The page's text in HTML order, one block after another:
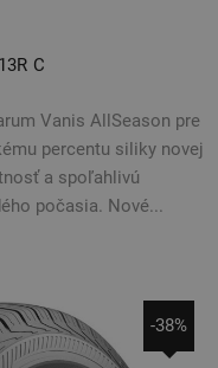
C
Vanis AllSeason pre
percentu siliky novej
a spoľahlivú
počasia. Nové...
-38%